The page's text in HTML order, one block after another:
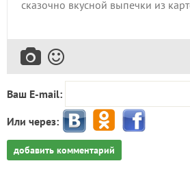
Ваш E-mail:
Или через:
добавить комментарий